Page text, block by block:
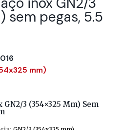
sem pegas, 5.5
mm)
3 (354×325 Mm) Sem